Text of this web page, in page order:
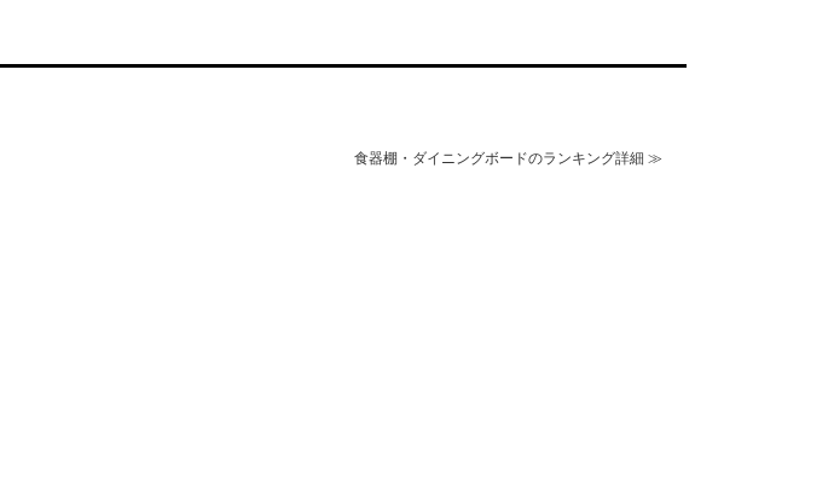
食器棚・ダイニングボードのランキング詳細 ≫